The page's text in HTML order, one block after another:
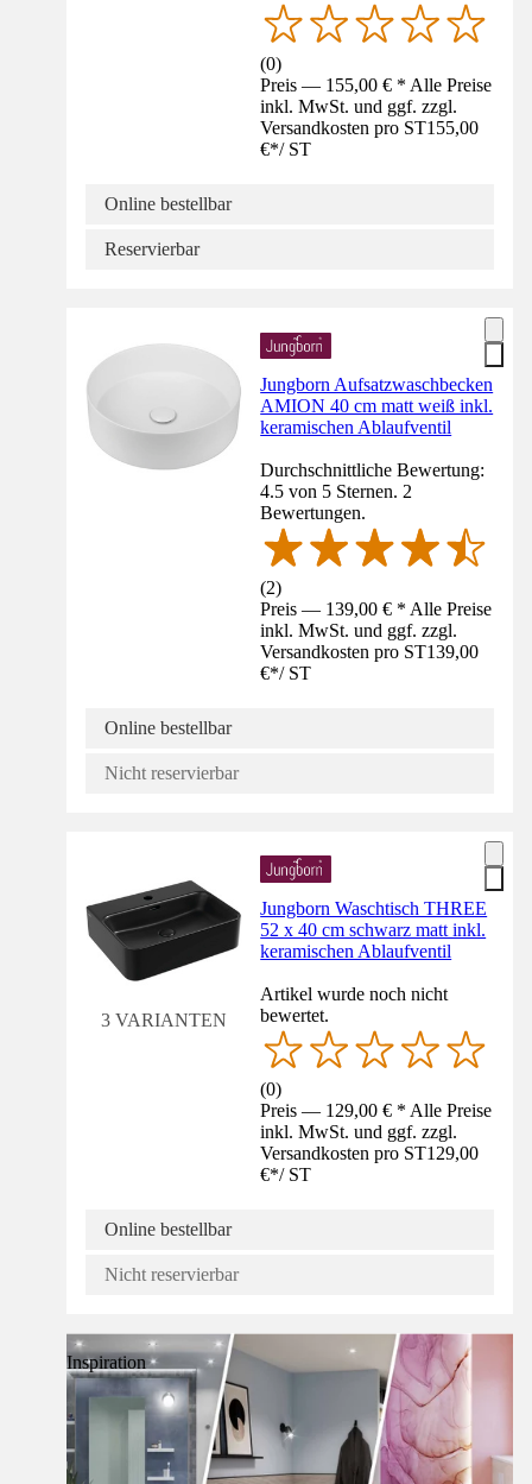
(0)
Preis — 155,00 € * Alle Preise
inkl. MwSt. und ggf. zzgl.
Versandkosten pro ST155,00
€*/ ST
Online bestellbar
Reservierbar
Jungborn Aufsatzwaschbecken
AMION 40 cm matt weiß inkl.
keramischen Ablaufventil
Durchschnittliche Bewertung:
4.5 von 5 Sternen. 2
Bewertungen.
(2)
Preis — 139,00 € * Alle Preise
inkl. MwSt. und ggf. zzgl.
Versandkosten pro ST139,00
€*/ ST
Online bestellbar
Nicht reservierbar
3 VARIANTEN
Jungborn Waschtisch THREE
52 x 40 cm schwarz matt inkl.
keramischen Ablaufventil
Artikel wurde noch nicht
bewertet.
(0)
Preis — 129,00 € * Alle Preise
inkl. MwSt. und ggf. zzgl.
Versandkosten pro ST129,00
€*/ ST
Online bestellbar
Nicht reservierbar
Inspiration